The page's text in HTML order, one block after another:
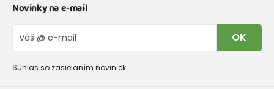
Tabuľka veľkostí obuvi
Vrátenie tovaru a reklamacie
Reklamačný poriadok
O nás
Kolekcie tovaru
Novinky na e-mail
OK
Súhlas so zasielaním noviniek